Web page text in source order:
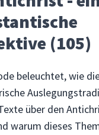
(105)
beleuchtet, wie
über den
warum dieses